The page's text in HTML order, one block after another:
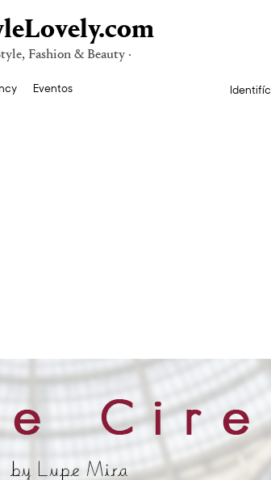
Fashion & Beauty ·
Eventos